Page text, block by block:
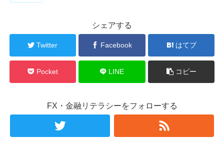
シェアする
Twitter Facebook はてブ
Pocket LINE コピー
FX・金融リテラシーをフォローする